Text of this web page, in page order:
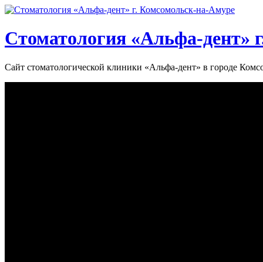
Стоматология «‎Альфа-дент»‎
Сайт стоматологической клиники «‎Альфа-дент» в городе